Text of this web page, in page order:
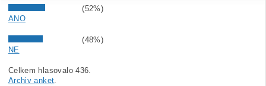
(52%)
ANO
(48%)
NE
Celkem hlasovalo 436.
Archiv anket